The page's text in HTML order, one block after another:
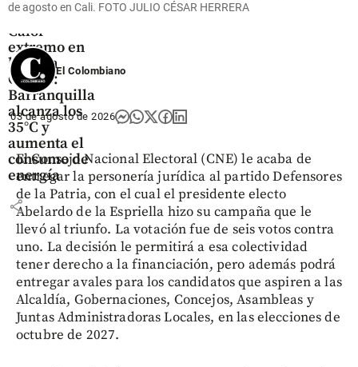
Colombia
Calor
extremo en
la costa
Caribe:
Barranquilla
alcanza los
35°C y
aumenta el
consumo de
energía
share
de agosto en Cali. FOTO JULIO CÉSAR HERRERA
El Colombiano
03 de agosto de 2026
El Consejo Nacional Electoral (CNE) le acaba de
entregar la personería jurídica al partido Defensores
de la Patria, con el cual el presidente electo
Abelardo de la Espriella hizo su campaña que le
llevó al triunfo. La votación fue de seis votos contra
uno. La decisión le permitirá a esa colectividad
tener derecho a la financiación, pero además podrá
entregar avales para los candidatos que aspiren a las
Alcaldía, Gobernaciones, Concejos, Asambleas y
Juntas Administradoras Locales, en las elecciones de
octubre de 2027.